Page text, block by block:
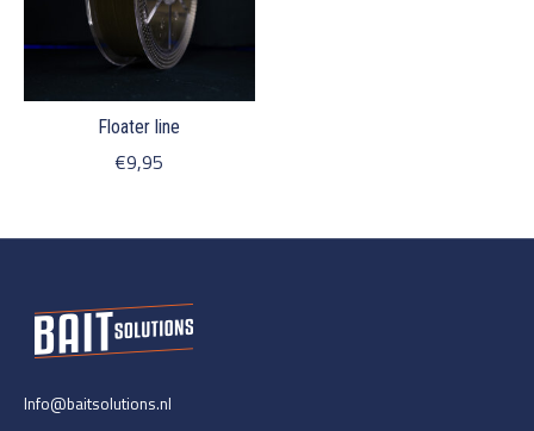
Floater line
€9,95
Info@baitsolutions.nl